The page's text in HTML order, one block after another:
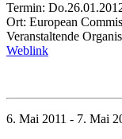
Termin:
Ort: European
Veranstaltende
Weblink
6. Mai 2011 - 7. Mai